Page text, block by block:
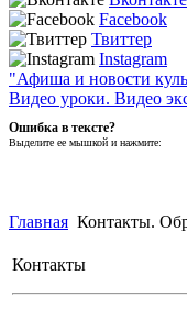
Facebook
Твиттер
Instagram
"Афиша и новости
Видео уроки. Видео
Ошибка в тексте?
Выделите ее мышкой и нажмите:
Главная Контакты.
Контакты